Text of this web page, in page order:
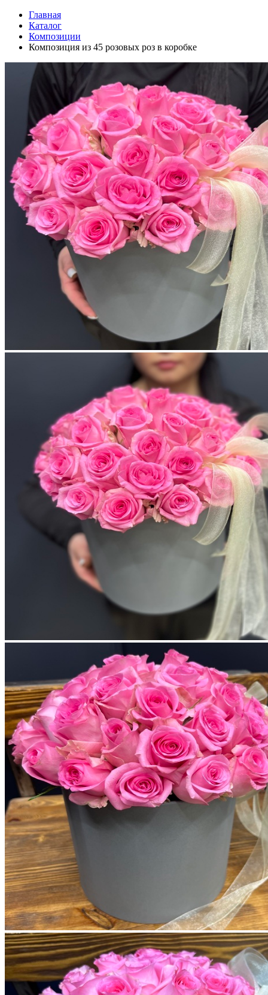
Главная
Каталог
Композиции
Композиция из 45 розовых роз в коробке